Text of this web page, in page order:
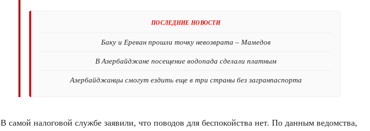
ПОСЛЕДНИЕ НОВОСТИ
Баку и Ереван прошли точку невозврата – Мамедов
В Азербайджане посещение водопада сделали платным
Азербайджанцы смогут ездить еще в три страны без загранпаспорта
В самой налоговой службе заявили, что поводов для беспокойства нет. По данным ведомства,